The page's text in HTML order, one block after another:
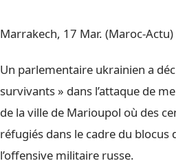
Marrakech, 17 Mar. (Maroc-Actu)
Un parlementaire ukrainien a
survivants » dans l’attaque de
de la ville de Marioupol où des
réfugiés dans le cadre du blocus
l’offensive militaire russe.